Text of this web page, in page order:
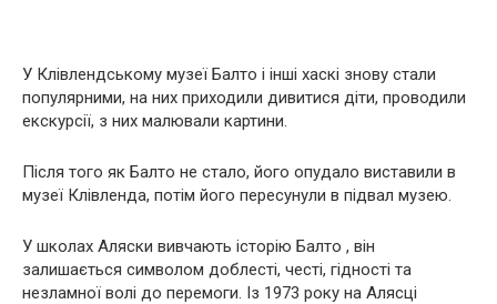
У Клівлендському музеї Балто і інші хаскі знову стали
популярними, на них приходили дивитися діти, проводили
екскурсії, з них малювали картини.
Після того як Балто не стало, його опудало виставили в
музеї Клівленда, потім його пересунули в підвал музею.
У школах Аляски вивчають історію Балто , він
залишається символом доблесті, честі, гідності та
незламної волі до перемоги. Із 1973 року на Алясці